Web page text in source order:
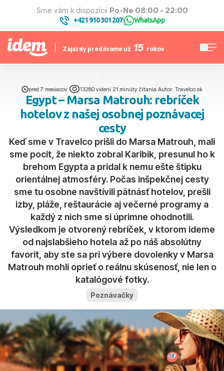
Sme vám k dispozícii Po-Ne 08:00 - 22:00
+421 910 301 207| WhatsApp
Zájazdy predávame už 15 rokov
pred 7 mesiacov 13280 videní 21 minúty čítania Autor: Travelco.sk
Egypt – Marsa Matrouh: rebríček
hotelov z našej osobnej poznávacej
cesty
Keď sme v Travelco prišli do Marsa Matrouh, mali
sme pocit, že niekto zobral Karibik, presunul ho k
brehom Egypta a pridal k nemu ešte štipku
orientálnej atmosféry. Počas inšpekčnej cesty
sme tu osobne navštívili pätnásť hotelov, prešli
izby, pláže, reštaurácie aj večerné programy a
každý z nich sme si úprimne ohodnotili.
Výsledkom je otvorený rebríček, v ktorom ideme
od najslabšieho hotela až po náš absolútny
favorit, aby ste sa pri výbere dovolenky v Marsa
Matrouh mohli oprieť o reálnu skúsenosť, nie len o
katalógové fotky.
Poznávačky